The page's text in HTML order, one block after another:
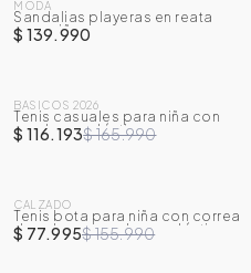
MODA
Sandalias playeras en reata
para niña
$ 139.990
- 30 %
BASICOS 2026
Tenis casuales para niña con
cordones elásticos y correa en
velcro
$ 116.193$ 165.990
- 50 %
CALZADO
Tenis bota para niña con correa
de velcro y cordones elásticos
$ 77.995$ 155.990